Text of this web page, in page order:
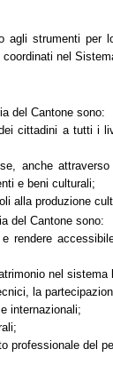
agli strumenti
nel
del Cantone sono:
cittadini a tutti i
anche
e beni culturali;
alla produzione
del Cantone sono:
rendere
nel
la
internazionali;
professionale del